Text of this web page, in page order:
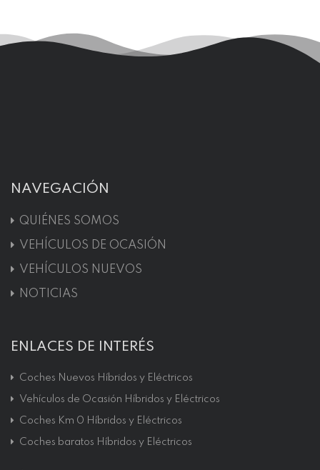
NAVEGACIÓN
QUIÉNES SOMOS
VEHÍCULOS DE OCASIÓN
VEHÍCULOS NUEVOS
NOTICIAS
ENLACES DE INTERÉS
Coches Nuevos Híbridos y Eléctricos
Vehículos de Ocasión Híbridos y Eléctricos
Coches Km 0 Híbridos y Eléctricos
Coches baratos Híbridos y Eléctricos